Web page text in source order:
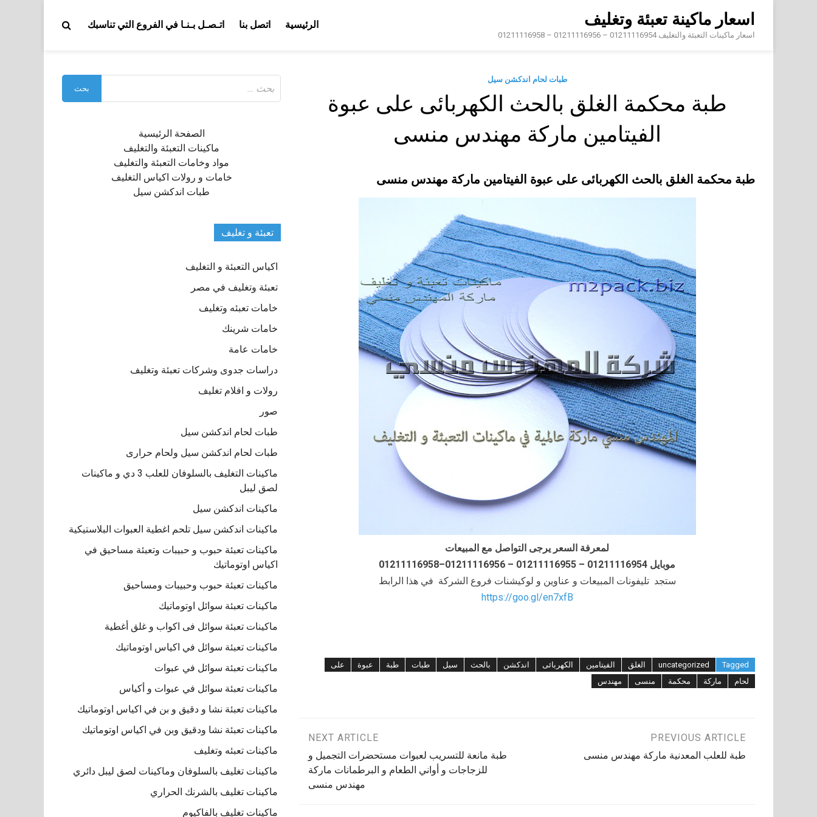
content
اسعار ماكينة تعبئة وتغليف
اسعار ماكينات التعبئة والتغليف 01211116954 – 01211116956 – 01211116958
الرئيسية اتصل بنا اتـصـل بـنـا في الفروع التي تناسبك
طبات لحام اندكشن سيل
طبة محكمة الغلق بالحث الكهربائى على عبوة
الفيتامين ماركة مهندس منسى
طبة محكمة الغلق بالحث الكهربائى على عبوة الفيتامين ماركة مهندس منسى
لمعرفة السعر يرجى التواصل مع المبيعات
موبايل 01211116954 – 01211116955 – 01211116956–01211116958
ستجد تليفونات المبيعات و عناوين و لوكيشنات فروع الشركة في هذا الرابط
https://goo.gl/en7xfB
Tagged
uncategorized الغلق الفيتامين الكهربائى اندكشن بالحث سيل طبات طبة عبوة
على
لحام
ماركة محكمة منسى مهندس
تصفّح
PREVIOUS ARTICLE
طبة للعلب المعدنية ماركة مهندس منسى
NEXT ARTICLE
طبة مانعة للتسريب لعبوات مستحضرات التجميل و
للزجاجات و أواني الطعام و البرطمانات ماركة
مهندس منسى
عن:
الصفحة الرئيسية
ماكينات التعبئة والتغليف
مواد وخامات التعبئة والتغليف
خامات و رولات اكياس التغليف
طبات اندكشن سيل
تعبئة و تغليف
اكياس التعبئة و التغليف
تعبئة وتغليف في مصر
خامات تعبئه وتغليف
خامات شرينك
خامات عامة
دراسات جدوى وشركات تعبئة وتغليف
رولات و افلام تغليف
صور
طبات لحام اندكشن سيل
طبات لحام اندكشن سيل ولحام حرارى
ماكينات التغليف بالسلوفان للعلب 3 دي و ماكينات
لصق ليبل
ماكينات اندكشن سيل
ماكينات اندكشن سيل تلحم اغطية العبوات البلاستيكية
ماكينات تعبئة حبوب و حبيبات وتعبئة مساحيق في
اكياس اوتوماتيك
ماكينات تعبئة حبوب وحبيبات ومساحيق
ماكينات تعبئة سوائل اوتوماتيك
ماكينات تعبئة سوائل فى اكواب و غلق أغطية
ماكينات تعبئة سوائل في اكياس اوتوماتيك
ماكينات تعبئة سوائل في عبوات
ماكينات تعبئة سوائل في عبوات و أكياس
ماكينات تعبئة نشا و دقيق و بن في اكياس اوتوماتيك
ماكينات تعبئة نشا ودقيق وبن في اكياس اوتوماتيك
ماكينات تعبئه وتغليف
ماكينات تغليف بالسلوفان وماكينات لصق ليبل دائري
ماكينات تغليف بالشرنك الحراري
ماكينات تغليف بالفاكيوم